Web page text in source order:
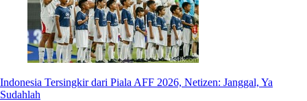
Indonesia Tersingkir dari Piala AFF 2026, Netizen: Janggal, Ya
Sudahlah